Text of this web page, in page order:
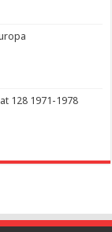
128 1971-1978